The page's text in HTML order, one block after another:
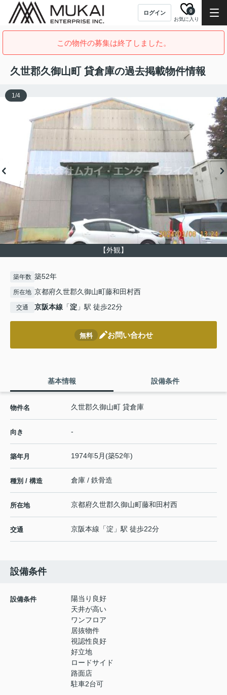
ログイン
お気に入り
0
この物件の募集は終了しました。
久世郡久御山町 貸倉庫の過去掲載物件情報
【外観】
1/4
築年数 築52年
所在地 京都府久世郡久御山町藤和田村西
交通 京阪本線 「淀 」駅 徒歩22分
無料 お問い合わせ
基本情報 設備条件
物件名 久世郡久御山町 貸倉庫
向き -
築年月 1974年5月(築52年)
種別 / 構造 倉庫 / 鉄骨造
所在地 京都府久世郡久御山町藤和田村西
交通 京阪本線 「淀 」駅 徒歩22分
設備条件
設備条件
陽当り良好
天井が高い
ワンフロア
居抜物件
視認性良好
好立地
ロードサイド
路面店
駐車2台可